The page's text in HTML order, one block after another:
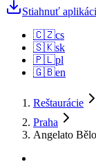
Stiahnuť
🇨🇿cs
🇸🇰sk
🇵🇱pl
🇬🇧en
Reštaurácie
Praha
Angelato